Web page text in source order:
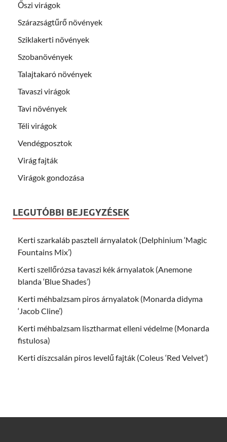
Őszi virágok
Szárazságtűrő növények
Sziklakerti növények
Szobanövények
Talajtakaró növények
Tavaszi virágok
Tavi növények
Téli virágok
Vendégposztok
Virág fajták
Virágok gondozása
LEGUTÓBBI BEJEGYZÉSEK
Kerti szarkaláb pasztell árnyalatok (Delphinium ‘Magic
Fountains Mix’)
Kerti szellőrózsa tavaszi kék árnyalatok (Anemone
blanda ‘Blue Shades’)
Kerti méhbalzsam piros árnyalatok (Monarda didyma
‘Jacob Cline’)
Kerti méhbalzsam lisztharmat elleni védelme (Monarda
fistulosa)
Kerti díszcsalán piros levelű fajták (Coleus ‘Red Velvet’)